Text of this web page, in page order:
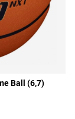
Ball (6,7)